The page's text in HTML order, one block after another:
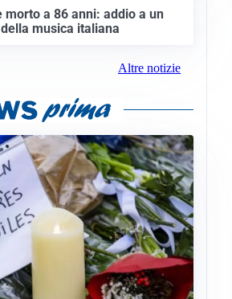
morto a 86 anni: addio a un
musica italiana
Altre notizie